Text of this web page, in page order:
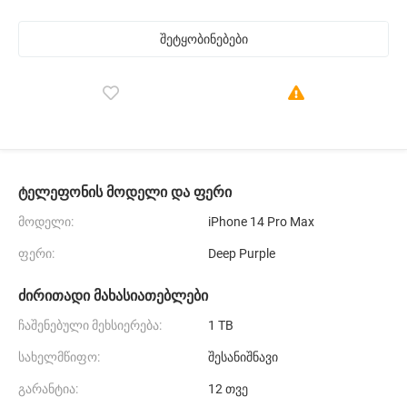
შეტყობინებები
ტელეფონის მოდელი და ფერი
მოდელი: iPhone 14 Pro Max
ფერი: Deep Purple
ძირითადი მახასიათებლები
ჩაშენებული მეხსიერება: 1 TB
სახელმწიფო: შესანიშნავი
გარანტია: 12 თვე